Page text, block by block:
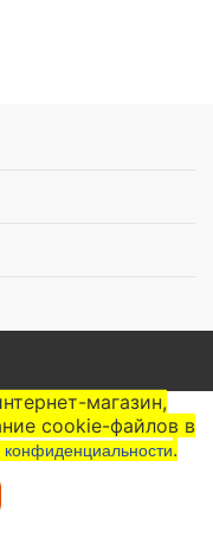
магазин,
cookie-файлов в
конфиденциальности.